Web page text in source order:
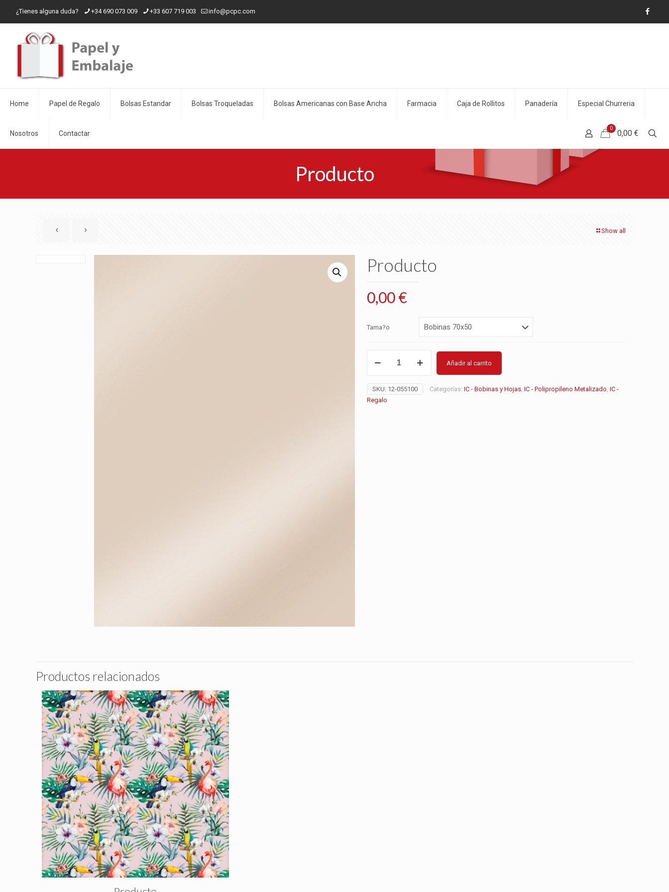
¿Tienes alguna duda? +34 690 073 009 +33 607 719 003 info@pcpc.com
Home Papel de Regalo Bolsas Estandar Bolsas Troqueladas Bolsas Americanas con Base Ancha Farmacia Caja de Rollitos Panadería Especial Churreria
Nosotros Contactar
0
0,00 €
Producto
Show all
Producto
0,00€
Tama?o
cantidad
Añadir al carrito
SKU: 12-055100 Categorías: IC - Bobinas y Hojas, IC - Polipropileno Metalizado, IC -
Regalo
Productos relacionados